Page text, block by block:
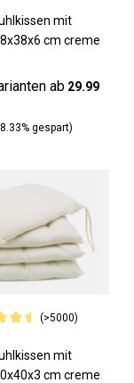
mit
cm creme
ab 29.99
gespart)
(>5000)
mit
cm creme